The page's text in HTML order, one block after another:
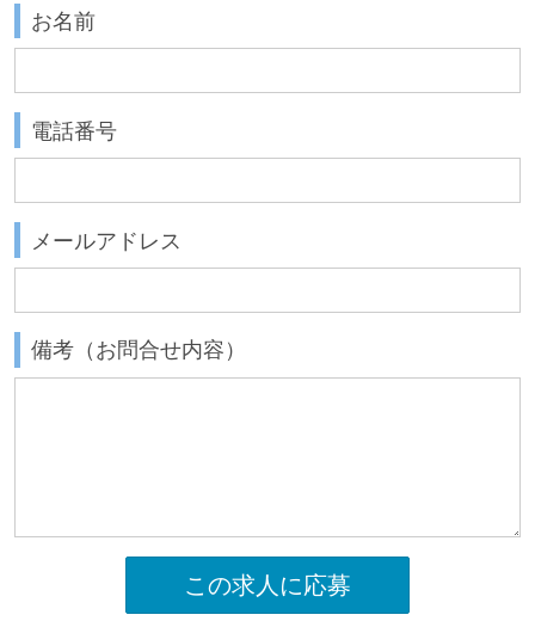
お名前
電話番号
メールアドレス
備考（お問合せ内容）
この求人に応募